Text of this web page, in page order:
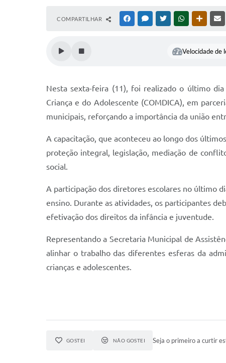
COMPARTILHAR FACEBOOKMESSENGER
TWITTERWHATSAPP
Velocidade de
Nesta sexta-feira (11), foi realizado o último
Criança e do Adolescente (COMDICA), em
municipais, reforçando a importância da união
A capacitação, que aconteceu ao longo dos
proteção integral, legislação, mediação de
social.
A participação dos diretores escolares no último
ensino. Durante as atividades, os participantes
efetivação dos direitos da infância e juventude.
Representando a Secretaria Municipal de
alinhar o trabalho das diferentes esferas da
crianças e adolescentes.
GOSTEI NÃO GOSTEI Seja o primeiro a curtir